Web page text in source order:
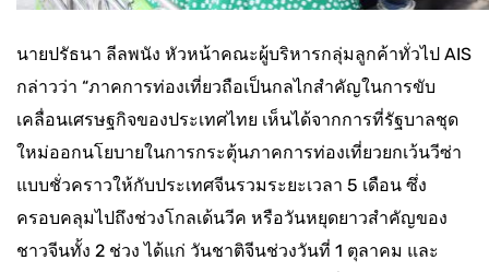
นายปรัธนา ลีลพนัง หัวหน้าคณะผู้บริหารกลุ่มลูกค้าทั่วไป AIS
กล่าวว่า “ภาคการท่องเที่ยวถือเป็นกลไกสำคัญในการขับ
เคลื่อนเศรษฐกิจของประเทศไทย เห็นได้จากการที่รัฐบาลชุด
ใหม่ออกนโยบายในการกระตุ้นภาคการท่องเที่ยวยกเว้นวีซ่า
แบบชั่วคราวให้กับประเทศจีนรวมระยะเวลา 5 เดือน ซึ่ง
ครอบคลุมไปถึงช่วงโกลเด้นวีค หรือวันหยุดยาวสำคัญของ
ชาวจีนทั้ง 2 ช่วง ได้แก่ วันชาติจีนช่วงวันที่ 1 ตุลาคม และ